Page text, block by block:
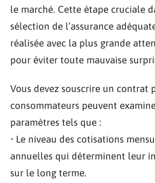
le marché. Cette étape cruciale
sélection de l’assurance
réalisée avec la plus grande
pour éviter toute mauvaise
Vous devez souscrire un contrat
consommateurs peuvent
paramètres tels que :
• Le niveau des cotisations
annuelles qui déterminent leur
sur le long terme.